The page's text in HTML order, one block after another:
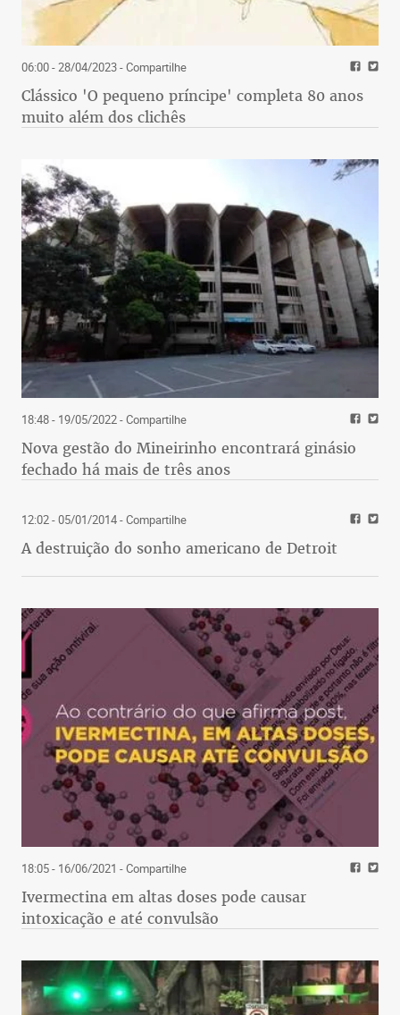
06:00 - 28/04/2023- Compartilhe
Clássico 'O pequeno príncipe' completa 80 anos
muito além dos clichês
18:48 - 19/05/2022- Compartilhe
Nova gestão do Mineirinho encontrará ginásio
fechado há mais de três anos
12:02 - 05/01/2014- Compartilhe
A destruição do sonho americano de Detroit
18:05 - 16/06/2021 - Compartilhe
Ivermectina em altas doses pode causar
intoxicação e até convulsão